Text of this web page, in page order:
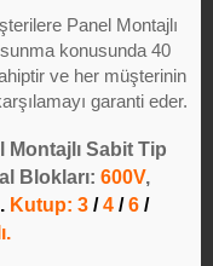
Panel Montajlı
konusunda 40
ve her müşterinin
garanti eder.
Montajlı Sabit Tip
Blokları: 600V,
. Kutup: 3 /4 /6 /